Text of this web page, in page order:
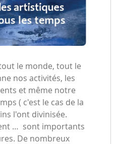
le monde, tout le
nos activités, les
et même notre
( c'est le cas de la
l'ont divinisée.
… sont importants
De nombreux